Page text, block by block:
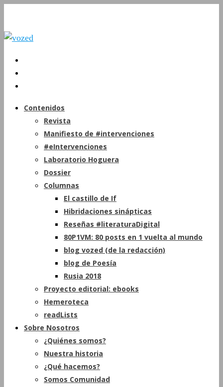
Contenidos
Revista
Manifiesto de #intervenciones
#eIntervenciones
Laboratorio Hoguera
Dossier
Columnas
El castillo de If
Hibridaciones sinápticas
Reseñas #literaturaDigital
80P1VM: 80 posts en 1 vuelta al mundo
blog vozed (de la redacción)
blog de Poesía
Rusia 2018
Proyecto editorial: ebooks
Hemeroteca
readLists
Sobre Nosotros
¿Quiénes somos?
Nuestra historia
¿Qué hacemos?
Somos Comunidad